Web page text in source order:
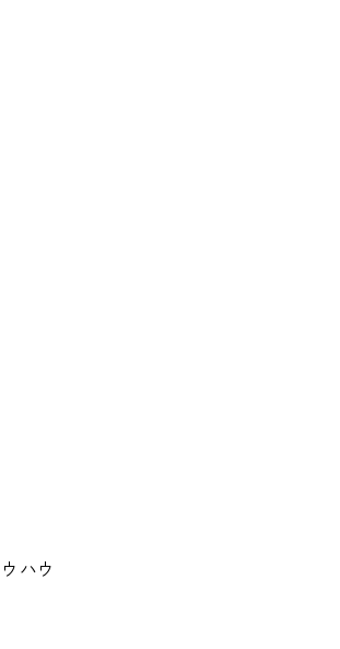
ハウ